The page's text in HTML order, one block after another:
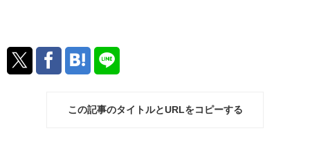
この記事のタイトルとURLをコピーする